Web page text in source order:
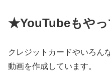
★YouTubeもやっ
クレジットカードやいろん
動画を作成しています。